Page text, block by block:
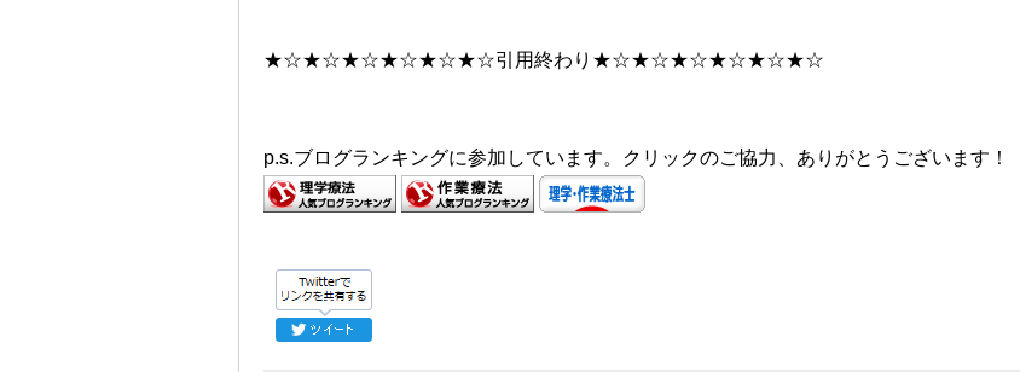
★☆★☆★☆★☆★☆★☆引用終わり★☆★☆★☆★☆★☆★☆
p.s.ブログランキングに参加しています。クリックのご協力、ありがとうございます！